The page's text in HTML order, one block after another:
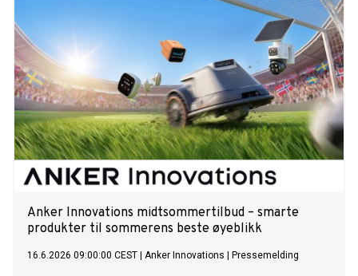
Anker Innovations midtsommertilbud – smarte
produkter til sommerens beste øyeblikk
16.6.2026 09:00:00 CEST Anker Innovations Pressemelding